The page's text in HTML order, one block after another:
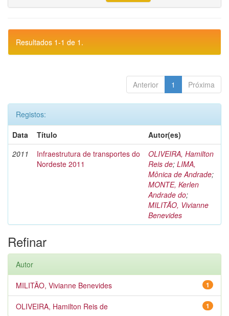
Resultados 1-1 de 1.
Anterior 1 Próxima
Registos:
Data
Título
Autor(es)
2011
Infraestrutura de transportes do
Nordeste 2011
OLIVEIRA, Hamilton
Reis de; LIMA,
Mônica de Andrade;
MONTE, Kerlen
Andrade do;
MILITÃO, Vivianne
Benevides
Refinar
Autor
1
MILITÃO, Vivianne Benevides
1
OLIVEIRA, Hamilton Reis de